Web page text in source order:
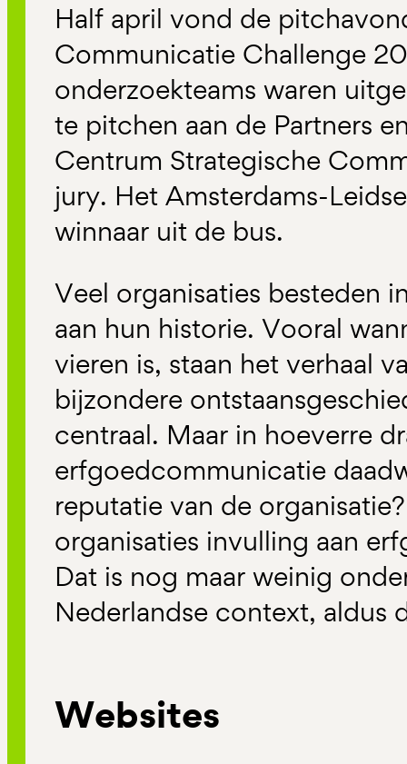
Half april vond de
Communicatie Challenge
onderzoekteams waren
te pitchen aan de Partners
Centrum Strategische
jury. Het Amsterdams-
winnaar uit de bus.
Veel organisaties besteden
aan hun historie. Vooral
vieren is, staan het verhaal
bijzondere
centraal. Maar in hoeverre
erfgoedcommunicatie
reputatie van de
organisaties invulling aan
Dat is nog maar weinig
Nederlandse context, aldus
Websites